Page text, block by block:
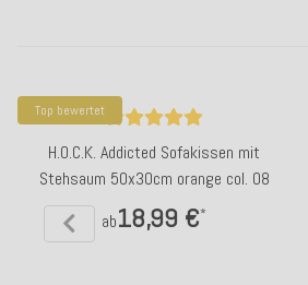
Top bewertet
H.O.C.K. Addicted Sofakissen mit
Stehsaum 50x30cm orange col. 08
ab18,99 €*